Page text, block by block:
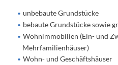
unbebaute Grundstücke
bebaute Grundstücke sowie
Wohnimmobilien (Ein- und
Mehrfamilienhäuser)
Wohn- und Geschäftshäuser